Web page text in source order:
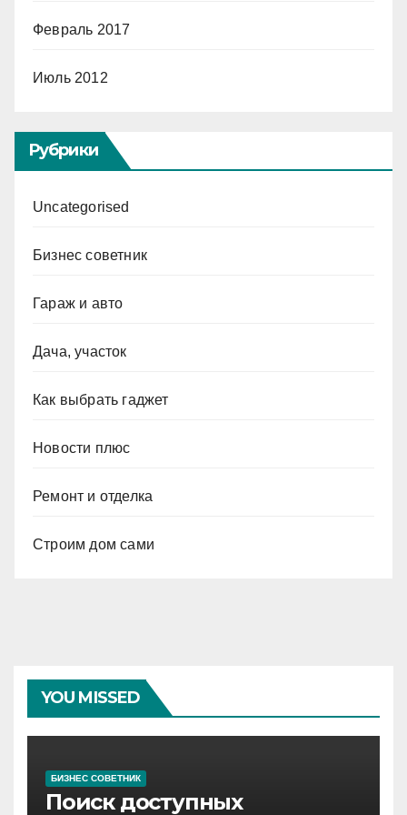
Февраль 2017
Июль 2012
Рубрики
Uncategorised
Бизнес советник
Гараж и авто
Дача, участок
Как выбрать гаджет
Новости плюс
Ремонт и отделка
Строим дом сами
YOU MISSED
БИЗНЕС СОВЕТНИК
Поиск доступных